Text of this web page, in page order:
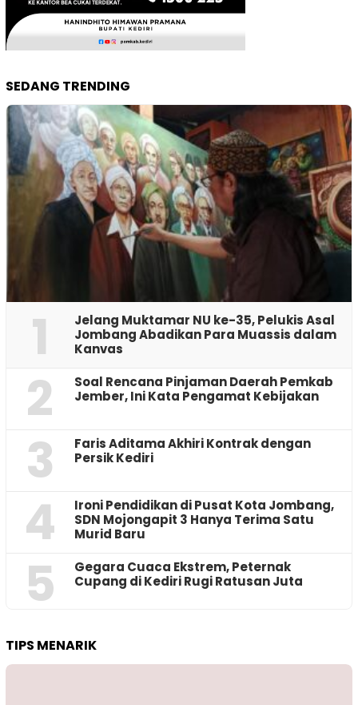
SEDANG TRENDING
1
Jelang Muktamar NU ke-35, Pelukis Asal
Jombang Abadikan Para Muassis dalam
Kanvas
2
‎Soal Rencana Pinjaman Daerah Pemkab
Jember, Ini Kata Pengamat Kebijakan ‎
3
Faris Aditama Akhiri Kontrak dengan
Persik Kediri
4
Ironi Pendidikan di Pusat Kota Jombang,
SDN Mojongapit 3 Hanya Terima Satu
Murid Baru
5
‎Gegara Cuaca Ekstrem, Peternak
Cupang di Kediri Rugi Ratusan Juta
TIPS MENARIK